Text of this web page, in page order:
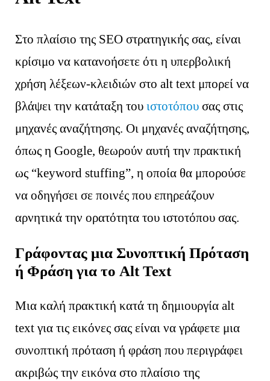
Στο πλαίσιο της SEO στρατηγικής σας, είναι
κρίσιμο να κατανοήσετε ότι η υπερβολική
χρήση λέξεων-κλειδιών στο alt text μπορεί να
βλάψει την κατάταξη τουιστοτόπου σας στις
μηχανές αναζήτησης. Οι μηχανές αναζήτησης,
όπως η Google, θεωρούν αυτή την πρακτική
ως “keyword stuffing”, η οποία θα μπορούσε
να οδηγήσει σε ποινές που επηρεάζουν
αρνητικά την ορατότητα του ιστοτόπου σας.
Γράφοντας μια Συνοπτική Πρόταση
ή Φράση για το Alt Text
Μια καλή πρακτική κατά τη δημιουργία alt
text για τις εικόνες σας είναι να γράφετε μια
συνοπτική πρόταση ή φράση που περιγράφει
ακριβώς την εικόνα στο πλαίσιο της